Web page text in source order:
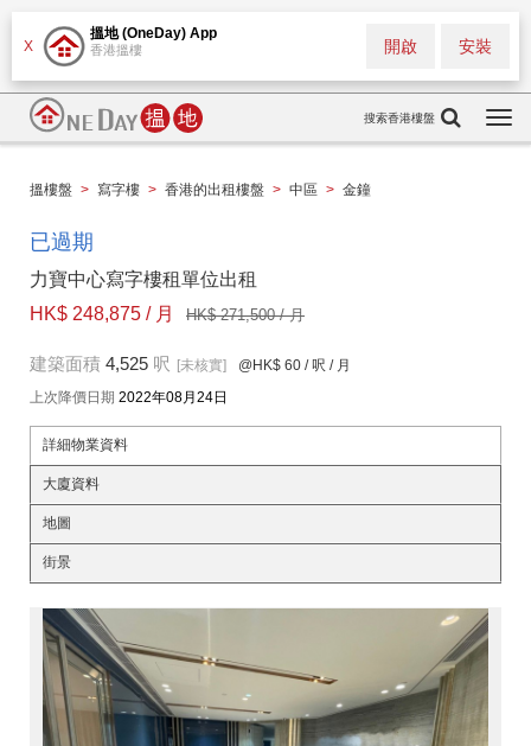
X
搵地 (OneDay) App
香港搵樓 安裝
開啟
搜索香港樓盤
搵樓盤 > 寫字樓 > 香港的出租樓盤 > 中區 > 金鐘
已過期
力寶中心寫字樓租單位出租
HK$ 248,875 / 月
HK$ 271,500 / 月
建築面積 4,525 呎 [未核實] @HK$ 60 / 呎 / 月
上次降價日期 2022年08月24日
詳細物業資料
大廈資料
地圖
街景